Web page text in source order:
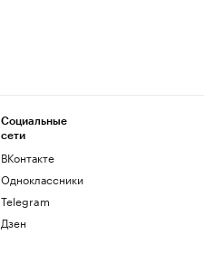
Социальные
сети
ВКонтакте
Одноклассники
Telegram
Дзен